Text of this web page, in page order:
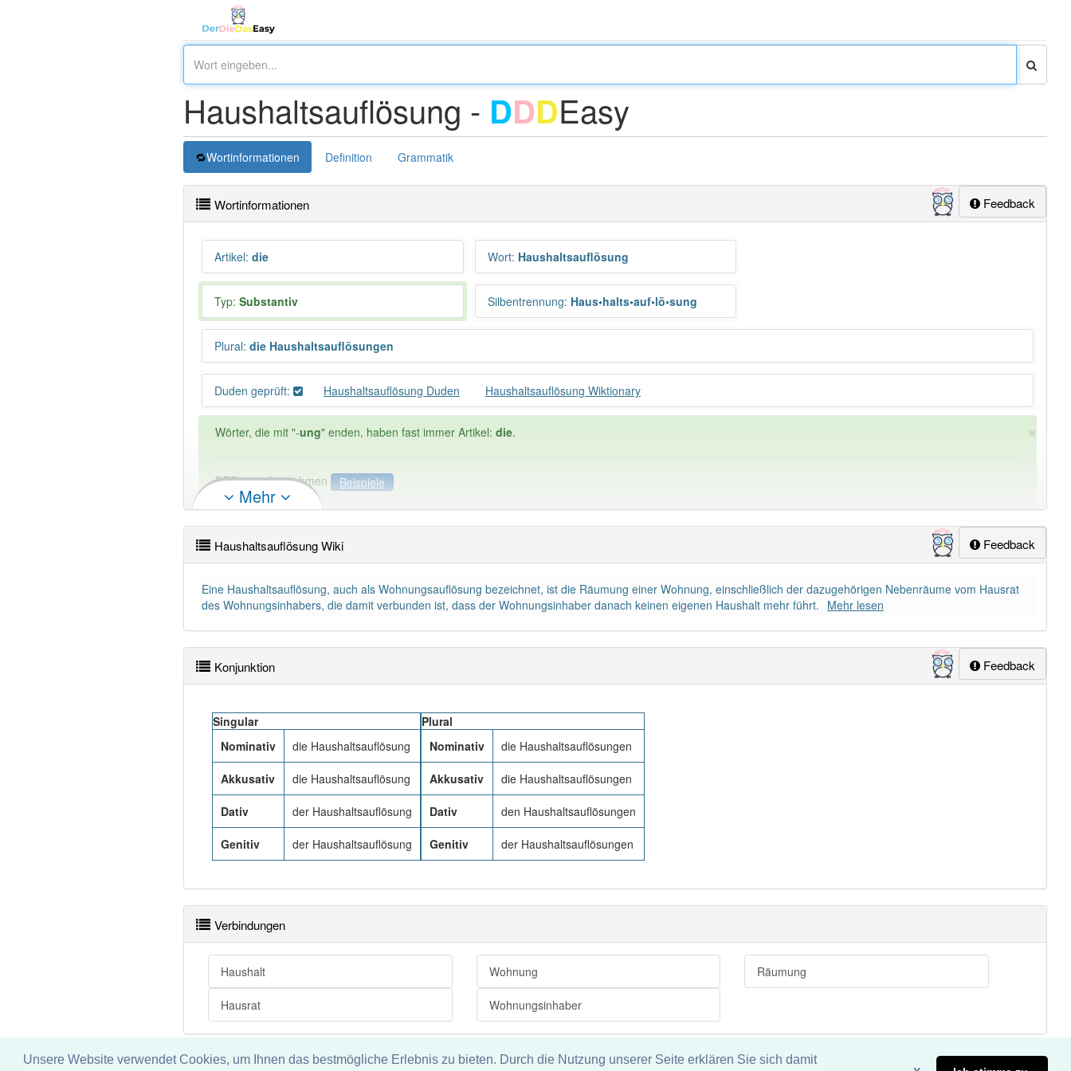
Unsere Website verwendet Cookies, um Ihnen das bestmögliche Erlebnis zu bieten. Durch die Nutzung unserer Seite erklären Sie sich damit
Haushaltsauflösung - DDDEasy
Wortinformationen Definition Grammatik
Feedback
Wortinformationen
Artikel: die Wort: Haushaltsauflösung
Typ: Substantiv Silbentrennung: Haus•halts•auf•lö•sung
Plural: die Haushaltsauflösungen
Duden geprüft: Haushaltsauflösung Duden Haushaltsauflösung Wiktionary
×
Wörter, die mit "-ung" enden, haben fast immer Artikel: die.
DER:127Ausnahmen
Beispiele
DIE: 11 043
DAS:2Ausnahmen
Wörter mit Endung-haushaltsauflösung: 1 Wörter mit Endung-haushaltsauflösungaber mit einem anderen Artikel
89% unserer Spielapp-Nutzer haben den Artikel korrekt erraten.
Mehr
Feedback
Haushaltsauflösung Wiki
Eine Haushaltsauflösung, auch als Wohnungsauflösung bezeichnet, ist die Räumung einer Wohnung, einschließlich der dazugehörigen Nebenräume vom Hausrat
des Wohnungsinhabers, die damit verbunden ist, dass der Wohnungsinhaber danach keinen eigenen Haushalt mehr führt. Mehr lesen
Feedback
Konjunktion
Singular
Nominativ
die Haushaltsauflösung
Akkusativ die Haushaltsauflösung
Dativ der Haushaltsauflösung
Genitiv der Haushaltsauflösung
Plural
Nominativ
die Haushaltsauflösungen
Akkusativ die Haushaltsauflösungen
Dativ den Haushaltsauflösungen
Genitiv der Haushaltsauflösungen
Verbindungen
Haushalt Wohnung Räumung
Hausrat Wohnungsinhaber